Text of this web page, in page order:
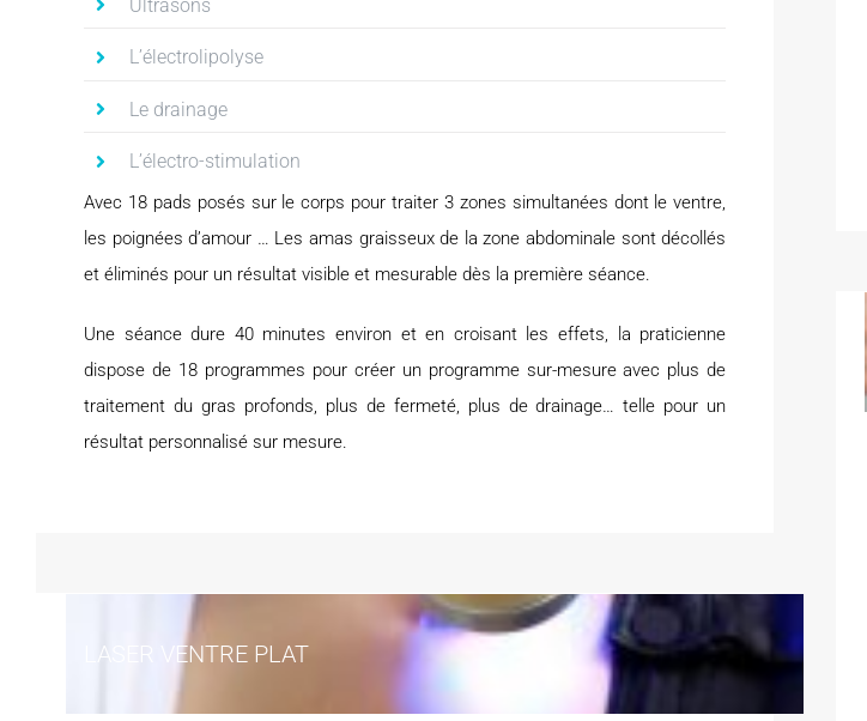
Ultrasons
L’électrolipolyse
Le drainage
L’électro-stimulation
Avec 18 pads posés sur le corps pour traiter 3 zones simultanées dont le ventre,
les poignées d’amour … Les amas graisseux de la zone abdominale sont décollés
et éliminés pour un résultat visible et mesurable dès la première séance.
Une séance dure 40 minutes environ et en croisant les effets, la praticienne
dispose de 18 programmes pour créer un programme sur-mesure avec plus de
traitement du gras profonds, plus de fermeté, plus de drainage… telle pour un
résultat personnalisé sur mesure.
LASER VENTRE PLAT